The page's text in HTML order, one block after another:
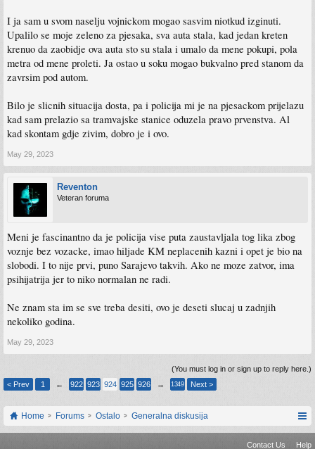
I ja sam u svom naselju vojnickom mogao sasvim niotkud izginuti.
Upalilo se moje zeleno za pjesaka, sva auta stala, kad jedan kreten
krenuo da zaobidje ova auta sto su stala i umalo da mene pokupi, pola
metra od mene proleti. Ja ostao u soku mogao bukvalno pred stanom da
zavrsim pod autom.
Bilo je slicnih situacija dosta, pa i policija mi je na pjesackom prijelazu
kad sam prelazio sa tramvajske stanice oduzela pravo prvenstva. Al
kad skontam gdje zivim, dobro je i ovo.
May 29, 2023
Reventon
Veteran foruma
Meni je fascinantno da je policija vise puta zaustavljala tog lika zbog
voznje bez vozacke, imao hiljade KM neplacenih kazni i opet je bio na
slobodi. I to nije prvi, puno Sarajevo takvih. Ako ne moze zatvor, ima
psihijatrija jer to niko normalan ne radi.
Ne znam sta im se sve treba desiti, ovo je deseti slucaj u zadnjih
nekoliko godina.
May 29, 2023
(You must log in or sign up to reply here.)
< Prev
1 ← 922 923 924 925 926 → 1349 Next >
Home Forums Ostalo Generalna diskusija
Contact Us Help